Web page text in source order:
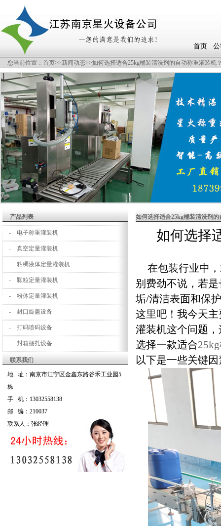
首页
您当前位置： 首页>>新闻动态>>如何选择适合25kg桶装清洗剂的自动称重灌装机
产品列表
- 电子称重灌装机
- 真空定量灌装机
- 粘稠液体定量灌装机
- 颗粒定量灌装机
- 粉体定量灌装机
- 封口旋盖设备
- 打码喷码设备
- 封箱捆扎设备
联系我们
地 址：南京市江宁区金鑫东路谷禾工业园5
栋
手 机：13032558138
邮 编：210037
联系人：张经理
如何选择适合25kg桶装清洗剂
如何选择
在包装行业中
别费劲不说，若
垢/清洁表面和保
这里吧！我今天
灌装机这个问题
选择一款适合
以下是一些关键